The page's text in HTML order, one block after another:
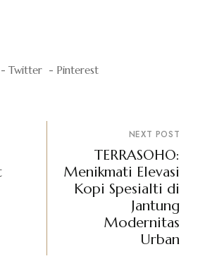
Twitter Pinterest
NEXT POST
TERRASOHO:
Menikmati Elevasi
Kopi Spesialti di
Jantung
Modernitas
Urban